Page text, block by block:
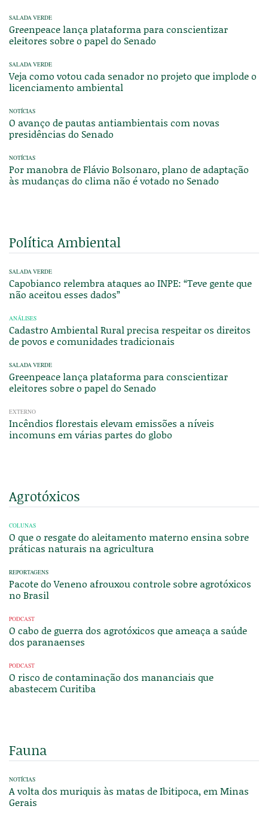
SALADA VERDE
Greenpeace lança plataforma para conscientizar
eleitores sobre o papel do Senado
SALADA VERDE
Veja como votou cada senador no projeto que implode o
licenciamento ambiental
NOTÍCIAS
O avanço de pautas antiambientais com novas
presidências do Senado
NOTÍCIAS
Por manobra de Flávio Bolsonaro, plano de adaptação
às mudanças do clima não é votado no Senado
Política Ambiental
SALADA VERDE
Capobianco relembra ataques ao INPE: “Teve gente que
não aceitou esses dados”
ANÁLISES
Cadastro Ambiental Rural precisa respeitar os direitos
de povos e comunidades tradicionais
SALADA VERDE
Greenpeace lança plataforma para conscientizar
eleitores sobre o papel do Senado
EXTERNO
Incêndios florestais elevam emissões a níveis
incomuns em várias partes do globo
Agrotóxicos
COLUNAS
O que o resgate do aleitamento materno ensina sobre
práticas naturais na agricultura
REPORTAGENS
Pacote do Veneno afrouxou controle sobre agrotóxicos
no Brasil
PODCAST
O cabo de guerra dos agrotóxicos que ameaça a saúde
dos paranaenses
PODCAST
O risco de contaminação dos mananciais que
abastecem Curitiba
Fauna
NOTÍCIAS
A volta dos muriquis às matas de Ibitipoca, em Minas
Gerais